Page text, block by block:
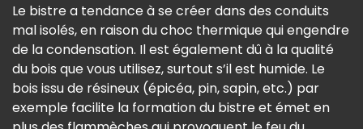
Le bistre a tendance à se créer dans des conduits
mal isolés, en raison du choc thermique qui engendre
de la condensation. Il est également dû à la qualité
du bois que vous utilisez, surtout s’il est humide. Le
bois issu de résineux (épicéa, pin, sapin, etc.) par
exemple facilite la formation du bistre et émet en